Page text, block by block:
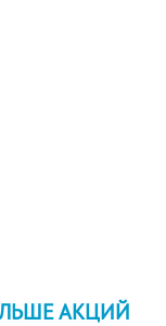
АКЦИЙ